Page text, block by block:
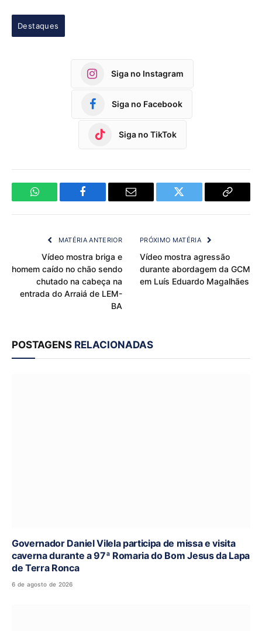
Destaques
Siga no Instagram
Siga no Facebook
Siga no TikTok
WhatsApp Facebook Email Twitter
Copy
MATÉRIA ANTERIOR
Vídeo mostra briga e
homem caído no chão sendo
chutado na cabeça na
entrada do Arraiá de LEM-
BA
PRÓXIMO MATÉRIA
Vídeo mostra agressão
durante abordagem da GCM
em Luís Eduardo Magalhães
POSTAGENS RELACIONADAS
Governador Daniel Vilela participa de missa e visita
caverna durante a 97ª Romaria do Bom Jesus da Lapa
de Terra Ronca
6 de agosto de 2026